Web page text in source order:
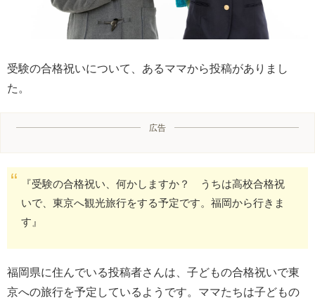
受験の合格祝いについて、あるママから投稿がありまし
た。
広告
『受験の合格祝い、何かしますか？ うちは高校合格祝
いで、東京へ観光旅行をする予定です。福岡から行きま
す』
福岡県に住んでいる投稿者さんは、子どもの合格祝いで東
京への旅行を予定しているようです。ママたちは子どもの